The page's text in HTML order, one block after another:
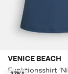
VENICE BEACH